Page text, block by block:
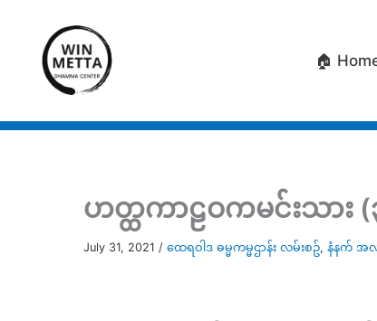
content
🏠
ဟတ္ထကာဠဝကမင်းသား (
July 31, 2021 / ထေရဝါဒ ဓမ္မကမ္မဌာန်း လမ်းစဥ်, နံနက် အလု